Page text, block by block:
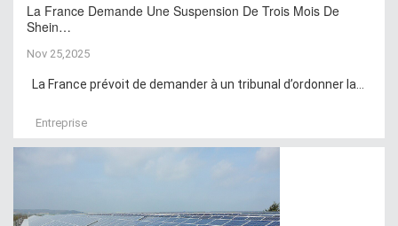
La France Demande Une Suspension De Trois Mois De
Shein…
Nov 25,2025
La France prévoit de demander à un tribunal d’ordonner la...
Entreprise